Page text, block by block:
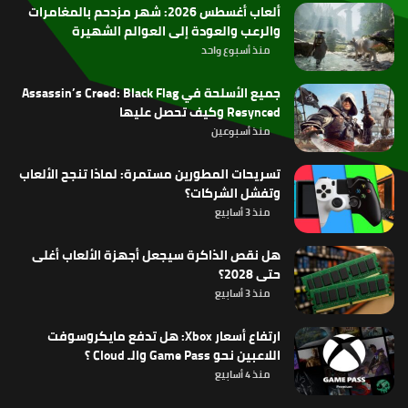
ألعاب أغسطس 2026: شهر مزدحم بالمغامرات
والرعب والعودة إلى العوالم الشهيرة
منذ أسبوع واحد
جميع الأسلحة في Assassin’s Creed: Black Flag
Resynced وكيف تحصل عليها
منذ أسبوعين
تسريحات المطورين مستمرة: لماذا تنجح الألعاب
وتفشل الشركات؟
منذ 3 أسابيع
هل نقص الذاكرة سيجعل أجهزة الألعاب أغلى
حتى 2028؟
منذ 3 أسابيع
ارتفاع أسعار Xbox: هل تدفع مايكروسوفت
اللاعبين نحو Game Pass والـ Cloud ؟
منذ 4 أسابيع